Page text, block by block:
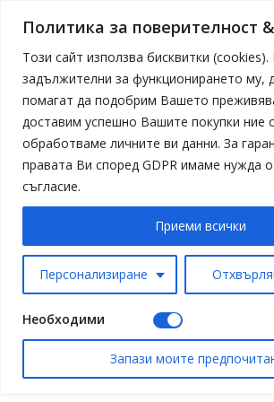
Политика за поверителност
Този сайт използва бисквитки
задължителни за функционирането му,
помагат да подобрим Вашето
доставим успешно Вашите покупки ние
обработваме личните ви данни. За
правата Ви според GDPR имаме нужда
съгласие.
Персонализиране
Приеми всички
Необходими
Запази моите